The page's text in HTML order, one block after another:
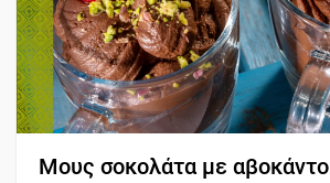
Μους σοκολάτα με αβοκάντο